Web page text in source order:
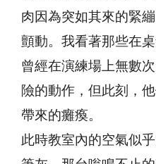
肉因為突如其來的緊
顫動。我看著那些在
曾經在演練場上無數
險的動作，但此刻，
帶來的癱瘓。
此時教室內的空氣似